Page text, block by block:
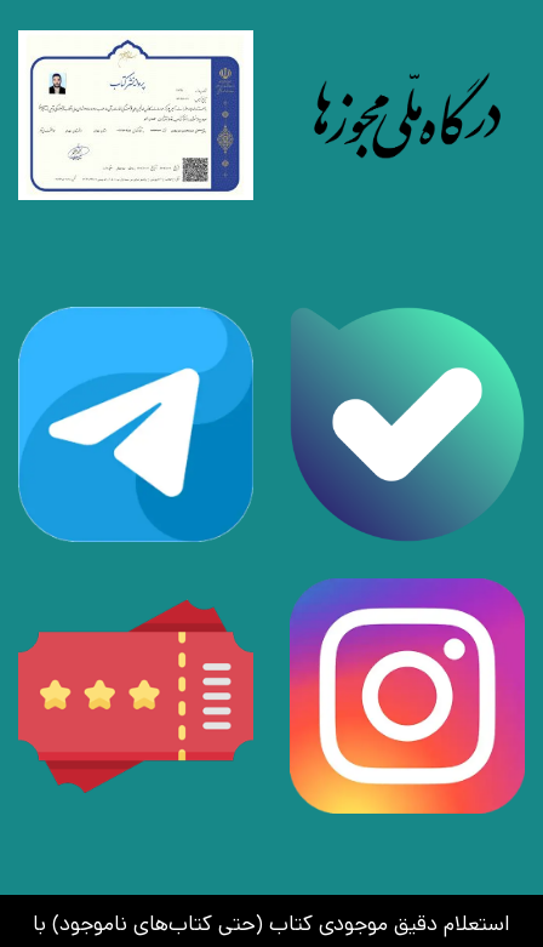
استعلام دقیق موجودی کتاب (حتی کتاب‌های ناموجود) با